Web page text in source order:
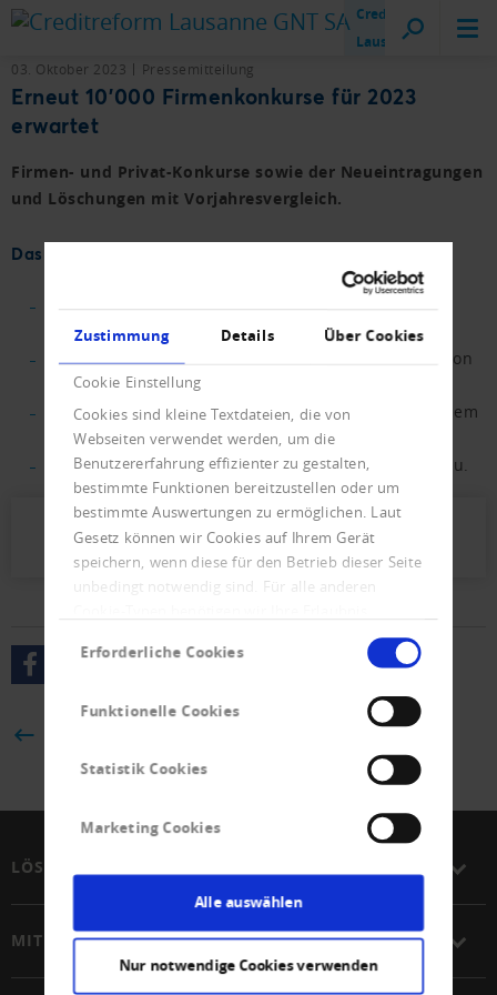
Zustimmung Details Über Cookies
Cookie Einstellung
Cookies sind kleine Textdateien, die von
Webseiten verwendet werden, um die
Benutzererfahrung effizienter zu gestalten,
bestimmte Funktionen bereitzustellen oder um
bestimmte Auswertungen zu ermöglichen. Laut
Gesetz können wir Cookies auf Ihrem Gerät
speichern, wenn diese für den Betrieb dieser Seite
unbedingt notwendig sind. Für alle anderen
Erforderliche Cookies
Funktionelle Cookies
Statistik Cookies
Marketing Cookies
Alle auswählen
Nur notwendige Cookies verwenden
Creditreform
Lausanne
03. Oktober 2023 Pressemitteilung
Erneut 10'000 Firmenkonkurse für 2023
erwartet
Firmen- und Privat-Konkurse sowie der Neueintragungen
und Löschungen mit Vorjahresvergleich.
Das Wichtigste in Kürze.
11 % mehr Insolvenzen von Firmen in den ersten
neun Monaten
Konkurse aufgrund von Mängeln in der Organisation
mit starkem Rückgang
Privatkonkurse mit leichtem Zuwachs gegenüber dem
Vorjahr
Neueintragungen steuern auf neuen Rekordwert zu.
Presseletter_2023_04.pdf (562 KB)
LÖSUNGEN
MITGLIEDSCHAFT